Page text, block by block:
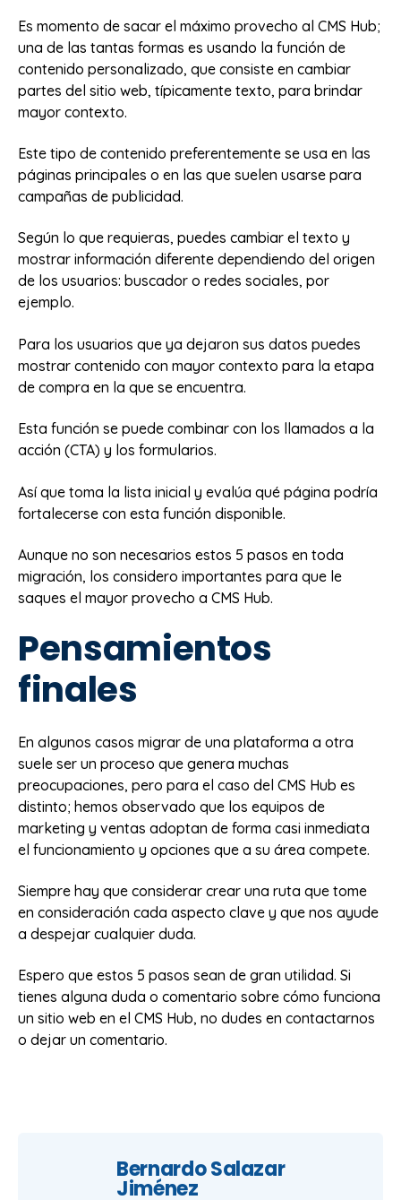
Es momento de sacar el máximo provecho al CMS Hub;
una de las tantas formas es usando la función de
contenido personalizado, que consiste en cambiar
partes del sitio web, típicamente texto, para brindar
mayor contexto.
Este tipo de contenido preferentemente se usa en las
páginas principales o en las que suelen usarse para
campañas de publicidad.
Según lo que requieras, puedes cambiar el texto y
mostrar información diferente dependiendo del origen
de los usuarios: buscador o redes sociales, por
ejemplo.
Para los usuarios que ya dejaron sus datos puedes
mostrar contenido con mayor contexto para la etapa
de compra en la que se encuentra.
Esta función se puede combinar con los llamados a la
acción (CTA) y los formularios.
Así que toma la lista inicial y evalúa qué página podría
fortalecerse con esta función disponible.
Aunque no son necesarios estos 5 pasos en toda
migración, los considero importantes para que le
saques el mayor provecho a CMS Hub.
Pensamientos
finales
En algunos casos migrar de una plataforma a otra
suele ser un proceso que genera muchas
preocupaciones, pero para el caso del CMS Hub es
distinto; hemos observado que los equipos de
marketing y ventas adoptan de forma casi inmediata
el funcionamiento y opciones que a su área compete.
Siempre hay que considerar crear una ruta que tome
en consideración cada aspecto clave y que nos ayude
a despejar cualquier duda.
Espero que estos 5 pasos sean de gran utilidad. Si
tienes alguna duda o comentario sobre cómo funciona
un sitio web en el CMS Hub, no dudes en contactarnos
o dejar un comentario.
Bernardo Salazar
Jiménez